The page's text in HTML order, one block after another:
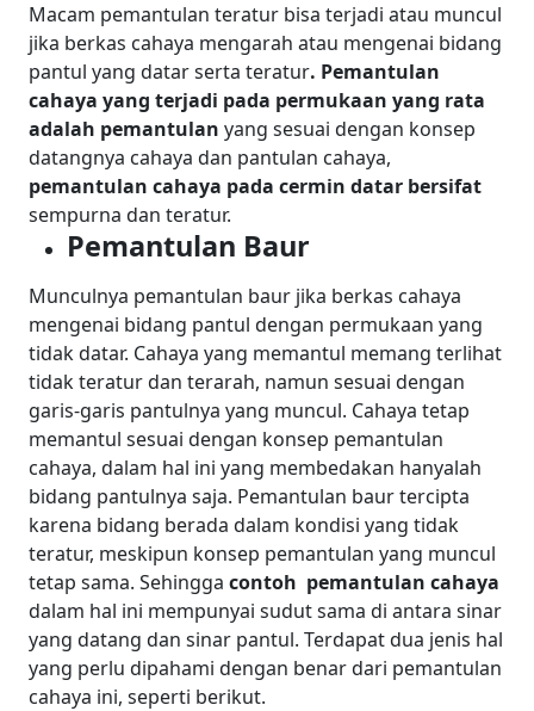
Macam pemantulan teratur bisa terjadi atau muncul
jika berkas cahaya mengarah atau mengenai bidang
pantul yang datar serta teratur. Pemantulan
cahaya yang terjadi pada permukaan yang rata
adalah pemantulan yang sesuai dengan konsep
datangnya cahaya dan pantulan cahaya,
pemantulan cahaya pada cermin datar bersifat
sempurna dan teratur.
Pemantulan Baur
Munculnya pemantulan baur jika berkas cahaya
mengenai bidang pantul dengan permukaan yang
tidak datar. Cahaya yang memantul memang terlihat
tidak teratur dan terarah, namun sesuai dengan
garis-garis pantulnya yang muncul. Cahaya tetap
memantul sesuai dengan konsep pemantulan
cahaya, dalam hal ini yang membedakan hanyalah
bidang pantulnya saja. Pemantulan baur tercipta
karena bidang berada dalam kondisi yang tidak
teratur, meskipun konsep pemantulan yang muncul
tetap sama. Sehingga contoh pemantulan cahaya
dalam hal ini mempunyai sudut sama di antara sinar
yang datang dan sinar pantul. Terdapat dua jenis hal
yang perlu dipahami dengan benar dari pemantulan
cahaya ini, seperti berikut.